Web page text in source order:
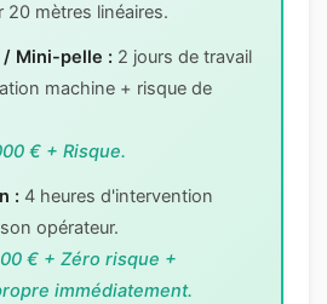
20 mètres linéaires.
/ Mini-pelle : 2 jours de travail
machine + risque de
€ + Risque.
: 4 heures d'intervention
opérateur.
€ + Zéro risque +
immédiatement.